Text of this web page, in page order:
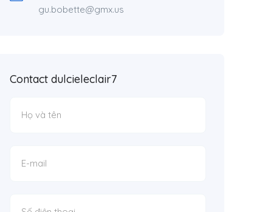
gu.bobette@gmx.us
Contact dulcieleclair7